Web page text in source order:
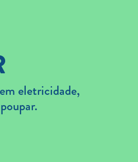
eletricidade,